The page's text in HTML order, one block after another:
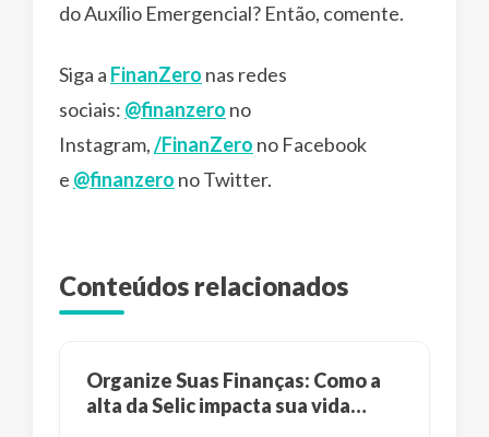
do Auxílio Emergencial? Então, comente.
Siga a FinanZero nas redes
sociais: @finanzero no
Instagram,/FinanZero no Facebook
e @finanzero no Twitter.
Conteúdos relacionados
Organize Suas Finanças: Como a
alta da Selic impacta sua vida